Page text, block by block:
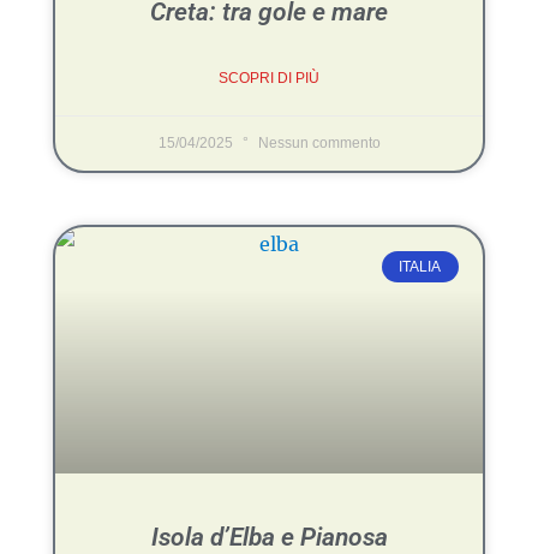
Creta: tra gole e mare
SCOPRI DI PIÙ
15/04/2025 Nessun commento
ITALIA
Isola d’Elba e Pianosa